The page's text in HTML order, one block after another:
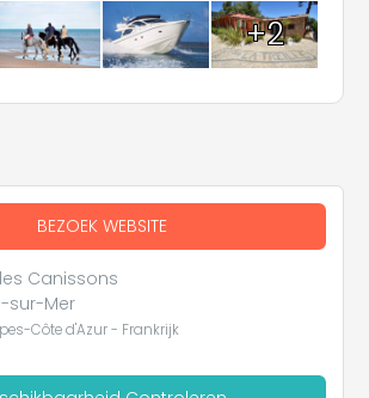
+2
BEZOEK WEBSITE
Canissons
sur-Mer
Côte d'Azur - Frankrijk